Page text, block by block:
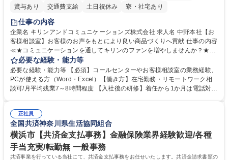
賞与あり 交通費支給 土日祝休み 寮・社宅あり
仕事の内容
企業名 キリンアンドコミュニケーションズ株式会社 求人名 中野本社【お
客様相談室】お客様のお声をもとにより良い商品づくりへ貢献 仕事の内容
≪★コミュニケーションを通してキリンのファンを増やしませんか？★≫
お客様のお声をより良い商品づくりに活かしていく上で、窓口となるお客
様相談室でのお仕事です。 日々お客様からいただくキリングループへのご
意見を、企業活動に活かしています。お客様からの声に迅速かつ誠意をも
って対応、情報提供するとともにグループ内活動に反映しています。 【具
平均100件前後■メール・手紙：同上40件前後 募集職種 中野本社【お客様
相談室】お客様のお声をもとにより良い商品づくりへ貢献
必要な経験・能力等
必要な経験・能力等 【必須】コールセンターやお客様相談室の業務経験、
PCが使える方（Word・Excel）【働き方】在宅勤務・リモートワーク相
談可/月平均残業7～8時間程度 【入社後の研修】着任から1か月は電話対応
すのでご安心ください。 【当社について】キリングループの広報機能を担
う会社として、お客様との出会いを大切にし、磨き上げたホスピタリティ
を込めてコミュニケーションをとりながら広報関連業務を行っておりま
す。 学歴・資格 学歴：大学院 大学 高専 短大 専修学校 高校 語学力： 資
格：
正社員
全国共済神奈川県生活協同組合
横浜市【共済金支払事務】金融保険業界経験歓迎/各種
手当充実/転勤無 一般事務
共済事業を行っている当社にて、共済金支払事務をお任せいたします。共済金請求書類の